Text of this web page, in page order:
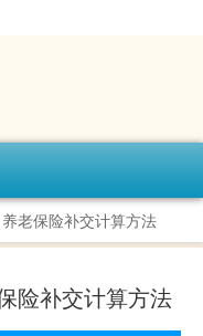
老保险补交计算方法
险补交计算方法